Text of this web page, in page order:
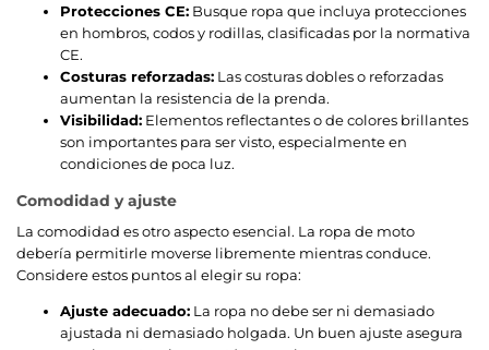
Protecciones CE: Busque ropa que incluya protecciones
en hombros, codos y rodillas, clasificadas por la normativa
CE.
Costuras reforzadas: Las costuras dobles o reforzadas
aumentan la resistencia de la prenda.
Visibilidad: Elementos reflectantes o de colores brillantes
son importantes para ser visto, especialmente en
condiciones de poca luz.
Comodidad y ajuste
La comodidad es otro aspecto esencial. La ropa de moto
debería permitirle moverse libremente mientras conduce.
Considere estos puntos al elegir su ropa:
Ajuste adecuado: La ropa no debe ser ni demasiado
ajustada ni demasiado holgada. Un buen ajuste asegura